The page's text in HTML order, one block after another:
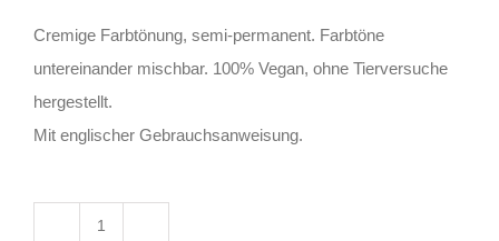
Cremige Farbtönung, semi-permanent. Farbtöne
untereinander mischbar. 100% Vegan, ohne Tierversuche
hergestellt.
Mit englischer Gebrauchsanweisung.